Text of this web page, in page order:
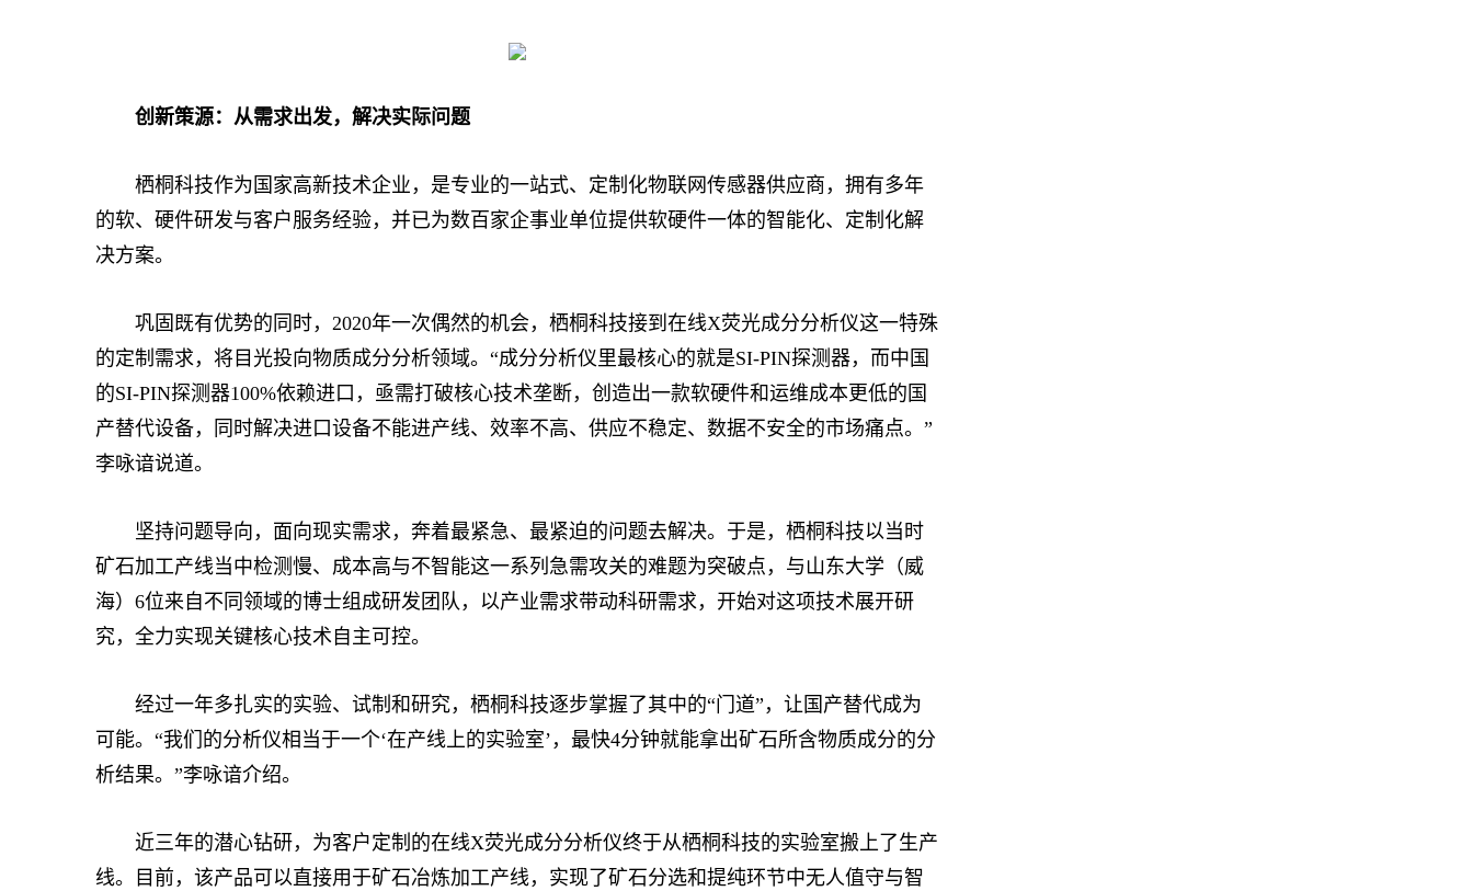
创新策源：从需求出发，解决实际问题
栖桐科技作为国家高新技术企业，是专业的一站式、定制化物联网传感器供应商，拥有多年
的软、硬件研发与客户服务经验，并已为数百家企事业单位提供软硬件一体的智能化、定制化解
决方案。
巩固既有优势的同时，2020年一次偶然的机会，栖桐科技接到在线X荧光成分分析仪这一特殊
的定制需求，将目光投向物质成分分析领域。“成分分析仪里最核心的就是SI-PIN探测器，而中国
的SI-PIN探测器100%依赖进口，亟需打破核心技术垄断，创造出一款软硬件和运维成本更低的国
产替代设备，同时解决进口设备不能进产线、效率不高、供应不稳定、数据不安全的市场痛点。”
李咏谙说道。
坚持问题导向，面向现实需求，奔着最紧急、最紧迫的问题去解决。于是，栖桐科技以当时
矿石加工产线当中检测慢、成本高与不智能这一系列急需攻关的难题为突破点，与山东大学（威
海）6位来自不同领域的博士组成研发团队，以产业需求带动科研需求，开始对这项技术展开研
究，全力实现关键核心技术自主可控。
经过一年多扎实的实验、试制和研究，栖桐科技逐步掌握了其中的“门道”，让国产替代成为
可能。“我们的分析仪相当于一个‘在产线上的实验室’，最快4分钟就能拿出矿石所含物质成分的分
析结果。”李咏谙介绍。
近三年的潜心钻研，为客户定制的在线X荧光成分分析仪终于从栖桐科技的实验室搬上了生产
线。目前，该产品可以直接用于矿石冶炼加工产线，实现了矿石分选和提纯环节中无人值守与智